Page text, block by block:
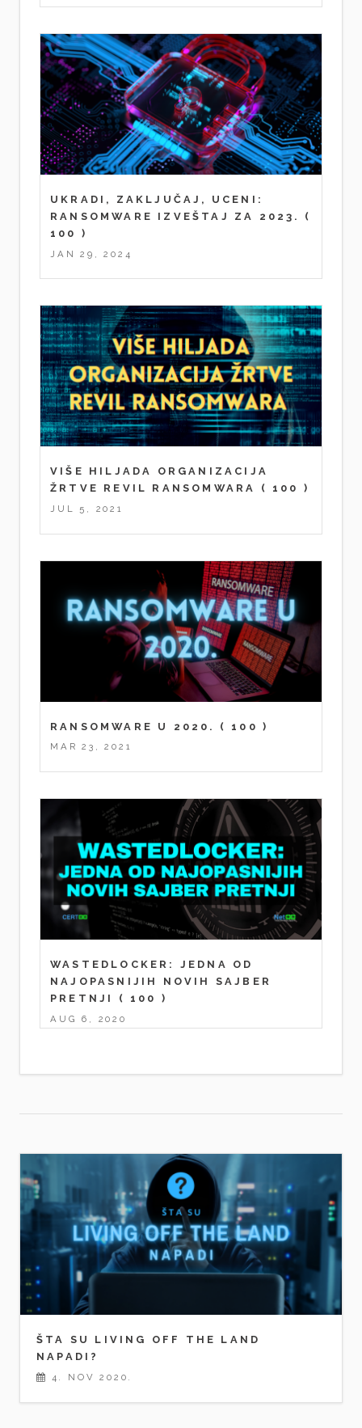
UKRADI, ZAKLJUČAJ, UCENI:
RANSOMWARE IZVEŠTAJ ZA 2023.
(
100 )
JAN 29, 2024
VIŠE HILJADA ORGANIZACIJA
ŽRTVE REVIL RANSOMWARA
( 100 )
JUL 5, 2021
RANSOMWARE U 2020. ( 100 )
MAR 23, 2021
WASTEDLOCKER: JEDNA OD
NAJOPASNIJIH NOVIH SAJBER
PRETNJI
( 100 )
AUG 6, 2020
ŠTA SU LIVING OFF THE LAND
NAPADI?
4. NOV 2020.